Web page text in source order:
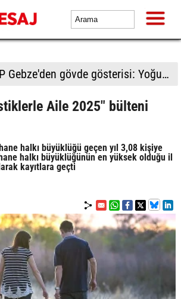
BTP Gebze'den gövde gösterisi: Yoğun katılımla yeni üyeler rozetlerini taktı
Aile 2025" bülteni
halkı büyüklüğü geçen yıl 3,08 kişiye
halkı büyüklüğünün en yüksek olduğu il
kayıtlara geçti